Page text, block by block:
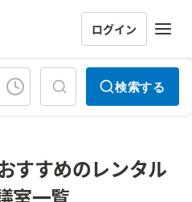
ログイン
検索する
すすめのレンタル